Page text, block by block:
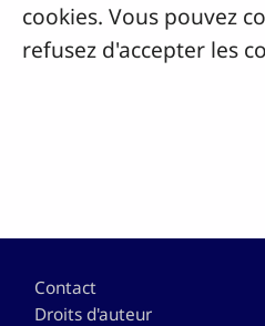
cookies. Vous pouvez
refusez d'accepter les
Pied de page
Contact
Droits d'auteur